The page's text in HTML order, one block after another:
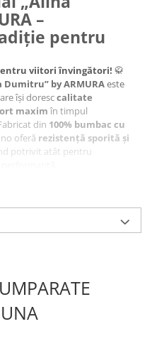
–
pentru
viitori învingători! 🥋
by ARMURAeste
își doresccalitate
maxim în timpul
din 100% bumbac cu
oferă rezistență sporită și
potrivit atât pentru
întregreutate și
antrenamente.
elegante și durabile,
pantaloni și centură
și antrenamente